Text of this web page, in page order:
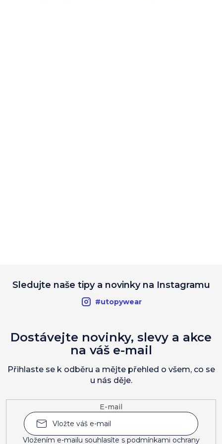
Sledujte naše tipy a novinky na Instagramu
#utopywear
E-mail
Vložením e-mailu souhlasíte s podmínkami ochrany
Dostávejte novinky, slevy a akce
na váš e-mail
Přihlaste se k odběru a mějte přehled o všem, co se
u nás děje.